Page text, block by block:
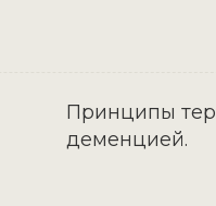
Принципы
деменцией.